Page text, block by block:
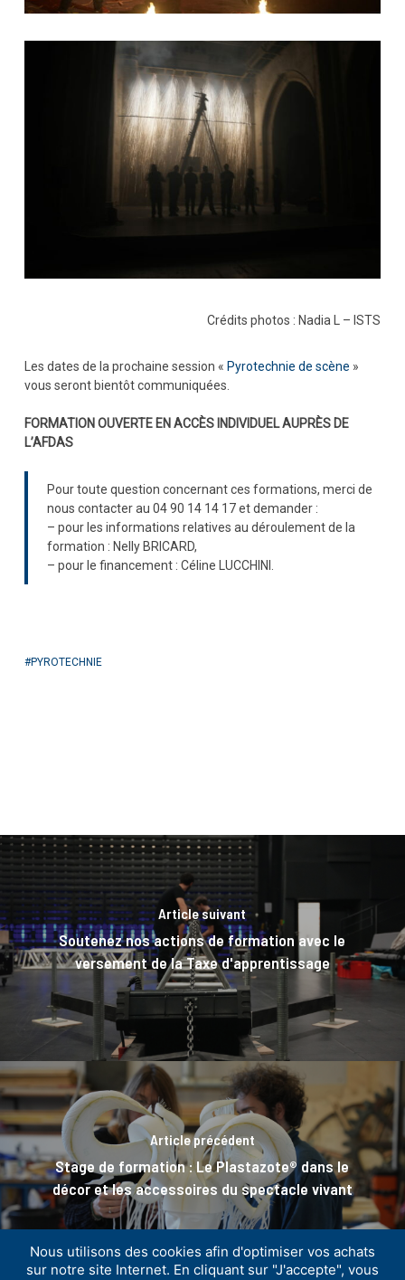
Crédits photos : Nadia L – ISTS
Les dates de la prochaine session « Pyrotechnie de scène »
vous seront bientôt communiquées.
FORMATION OUVERTE EN ACCÈS INDIVIDUEL AUPRÈS DE
L’AFDAS
Pour toute question concernant ces formations, merci de
nous contacter au 04 90 14 14 17 et demander :
– pour les informations relatives au déroulement de la
formation : Nelly BRICARD,
– pour le financement : Céline LUCCHINI.
PYROTECHNIE
Article suivant
Soutenez nos actions de formation avec le
versement de la Taxe d'apprentissage
Article précédent
Stage de formation : Le Plastazote® dans le
décor et les accessoires du spectacle vivant
Nous utilisons des cookies afin d'optimiser vos achats
sur notre site Internet. En cliquant sur "J'accepte", vous